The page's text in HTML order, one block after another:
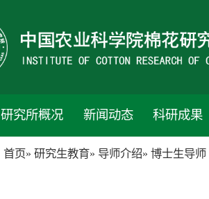
研究所概况 新闻动态 科研成果
首页» 研究生教育» 导师介绍» 博士生导师